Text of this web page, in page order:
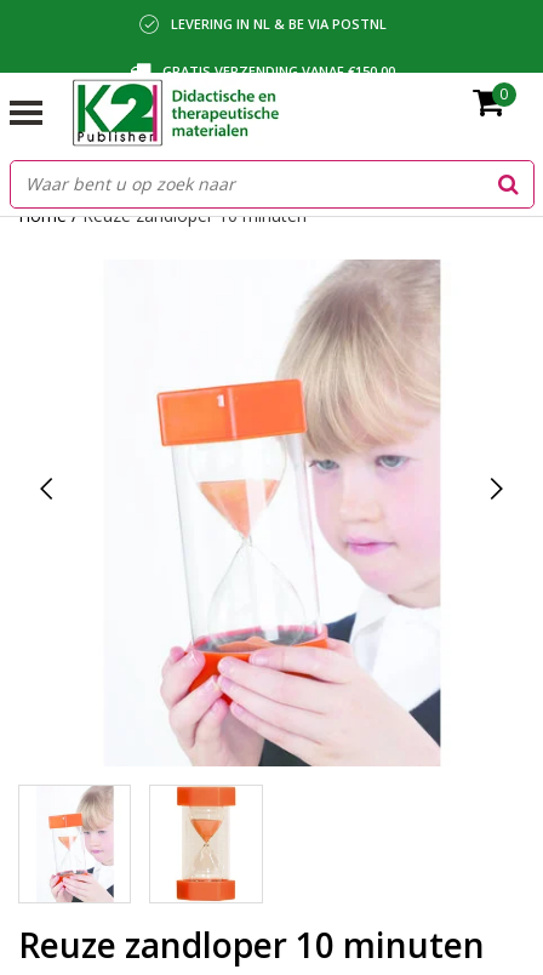
LEVERING IN NL & BE VIA POSTNL
GRATIS VERZENDING VANAF €150,00
BETALING VIA IDEAL, BANCONTACT OF FACTUUR
0
Home/Reuze zandloper 10 minuten
Reuze zandloper 10 minuten